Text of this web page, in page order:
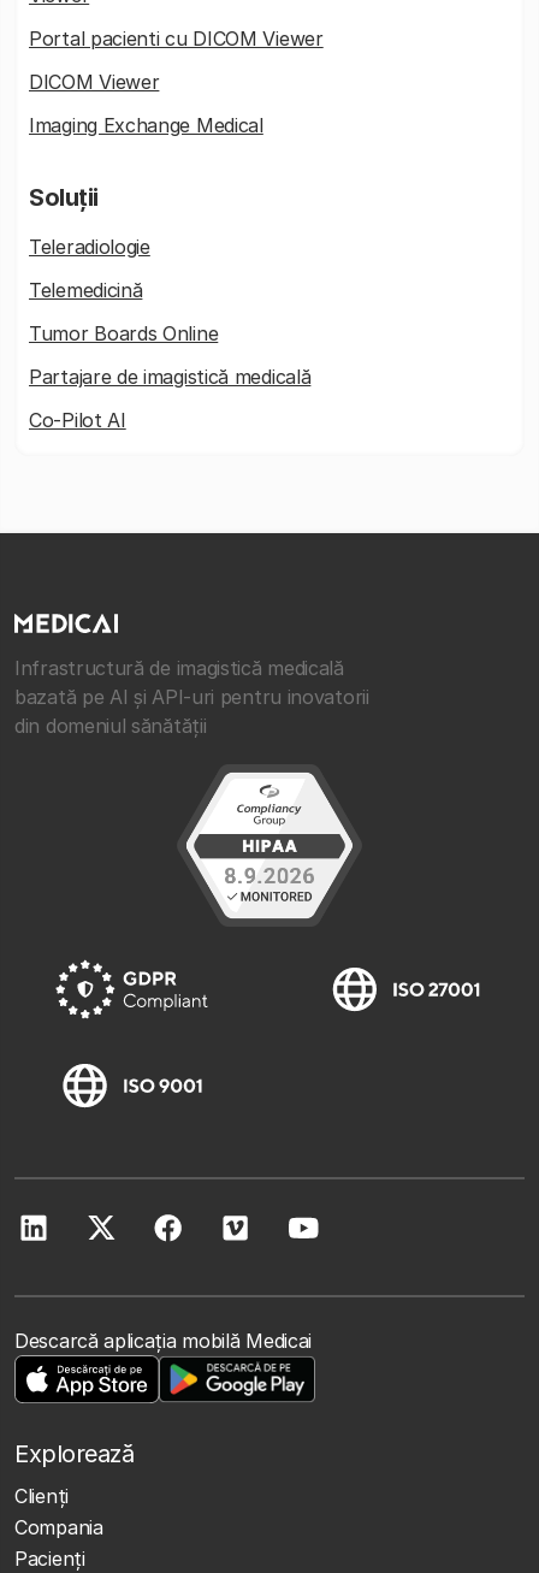
Portal pacienti cu DICOM Viewer
DICOM Viewer
Imaging Exchange Medical
Soluții
Teleradiologie
Telemedicină
Tumor Boards Online
Partajare de imagistică medicală
Co-Pilot AI
Infrastructură de imagistică medicală
bazată pe AI și API-uri pentru inovatorii
din domeniul sănătății
Descarcă aplicația mobilă Medicai
Explorează
Clienţi
Compania
Pacienți